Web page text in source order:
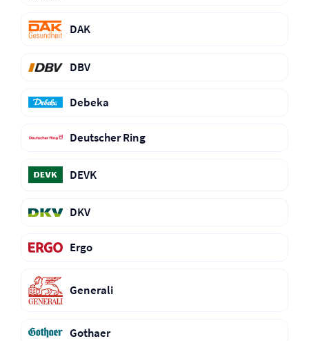
DAK
DBV
Debeka
Deutscher Ring
DEVK
DKV
Ergo
Generali
Gothaer